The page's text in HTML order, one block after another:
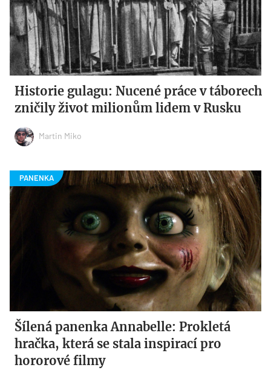
Historie gulagu: Nucené práce v táborech
zničily život milionům lidem v Rusku
Martin Miko
Šílená panenka Annabelle: Prokletá
hračka, která se stala inspirací pro
hororové filmy